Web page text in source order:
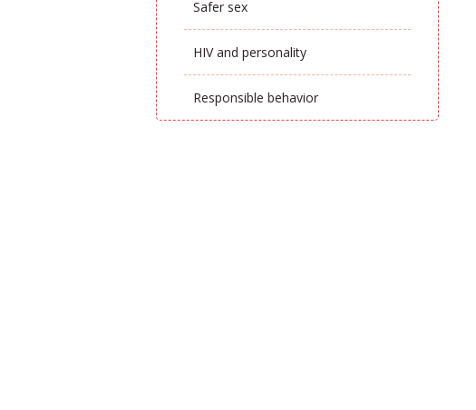
Safer sex
HIV and personality
Responsible behavior